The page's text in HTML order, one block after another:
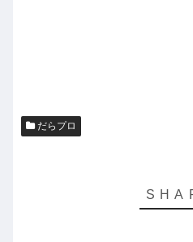
だらプロ